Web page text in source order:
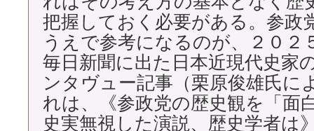
把握しておく必要がある。参政
うえで参考になるのが、２０２
毎日新聞に出た日本近現代史家
ンタヴュー記事（栗原俊雄氏に
れは、《参政党の歴史観を「
史実無視した演説、歴史学者は